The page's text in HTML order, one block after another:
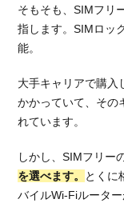
ー
の
イ
ル
Fiが
い
て
い
そもそも、SIMフリ
指します。SIMロッ
能。
大手キャリアで購入
かかっていて、その
れています。
しかし、SIMフリー
を選べます。
とくに
バイルWi-Fiルーター